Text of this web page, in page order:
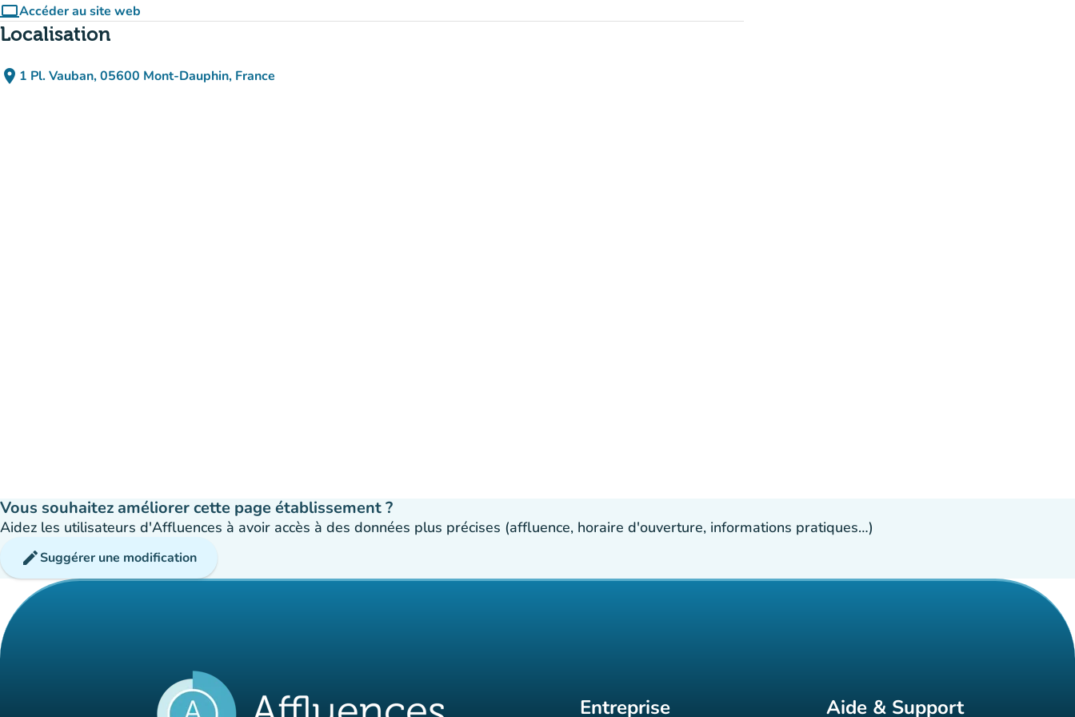
computerAccéder au site web
(nouvel onglet)
Localisation
place 1 Pl. Vauban, 05600 Mont-Dauphin, France
(ouvrir dans Google Maps)
(nouvel onglet)
Vous souhaitez améliorer cette page établissement ?
Aidez les utilisateurs d'Affluences à avoir accès à des données plus précises (affluence, horaire d'ouverture, informations pratiques…)
editSuggérer une modification
Entreprise Aide & Support